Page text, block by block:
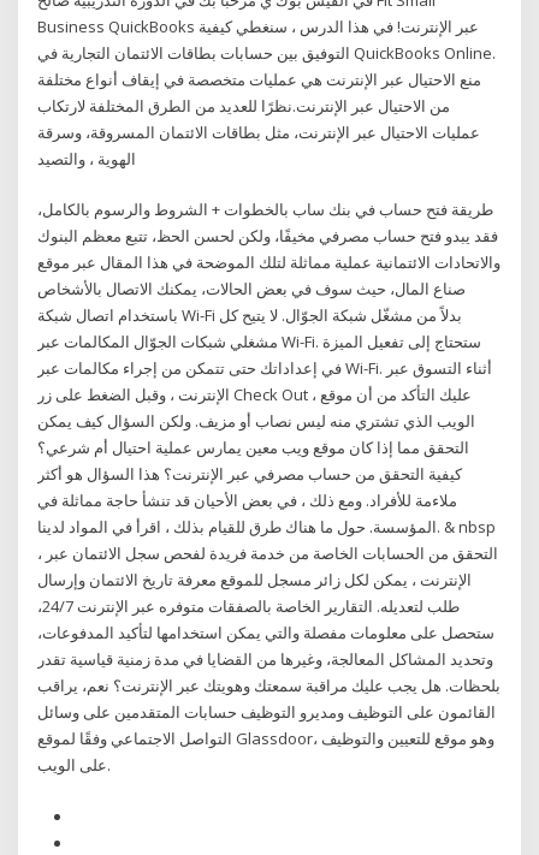
Business QuickBooks عبر الإنترنت! في هذا الدرس ، سنغطي كيفية
التوفيق بين حسابات بطاقات الائتمان التجارية في QuickBooks Online.
منع الاحتيال عبر الإنترنت هي عمليات متخصصة في إيقاف أنواع مختلفة
من الاحتيال عبر الإنترنت.نظرًا للعديد من الطرق المختلفة لارتكاب
عمليات الاحتيال عبر الإنترنت، مثل بطاقات الائتمان المسروقة، وسرقة
الهوية ، والتصيد
طريقة فتح حساب في بنك ساب بالخطوات + الشروط والرسوم بالكامل،
فقد يبدو فتح حساب مصرفي مخيفًا، ولكن لحسن الحظ، تتبع معظم البنوك
والاتحادات الائتمانية عملية مماثلة لتلك الموضحة في هذا المقال عبر موقع
صناع المال، حيث سوف في بعض الحالات، يمكنك الاتصال بالأشخاص
باستخدام اتصال شبكة Wi-Fi بدلاً من مشغّل شبكة الجوّال. لا يتيح كل
مشغلي شبكات الجوّال المكالمات عبر Wi-Fi. ستحتاج إلى تفعيل الميزة
في إعداداتك حتى تتمكن من إجراء مكالمات عبر Wi-Fi. أثناء التسوق عبر
الإنترنت ، وقبل الضغط على زر Check Out ، عليك التأكد من أن موقع
الويب الذي تشتري منه ليس نصاب أو مزيف. ولكن السؤال كيف يمكن
التحقق مما إذا كان موقع ويب معين يمارس عملية احتيال أم شرعي؟
كيفية التحقق من حساب مصرفي عبر الإنترنت؟ هذا السؤال هو أكثر
ملاءمة للأفراد. ومع ذلك ، في بعض الأحيان قد تنشأ حاجة مماثلة في
المؤسسة. حول ما هناك طرق للقيام بذلك ، اقرأ في المواد لدينا. & nbsp
، التحقق من الحسابات الخاصة من خدمة فريدة لفحص سجل الائتمان عبر
الإنترنت ، يمكن لكل زائر مسجل للموقع معرفة تاريخ الائتمان وإرسال
طلب لتعديله. التقارير الخاصة بالصفقات متوفره عبر الإنترنت 24/7،
ستحصل على معلومات مفصلة والتي يمكن استخدامها لتأكيد المدفوعات،
وتحديد المشاكل المعالجة، وغيرها من القضايا في مدة زمنية قياسية تقدر
بلحظات. هل يجب عليك مراقبة سمعتك وهويتك عبر الإنترنت؟ نعم، يراقب
القائمون على التوظيف ومديرو التوظيف حسابات المتقدمين على وسائل
التواصل الاجتماعي وفقًا لموقع Glassdoor، وهو موقع للتعيين والتوظيف
على الويب.